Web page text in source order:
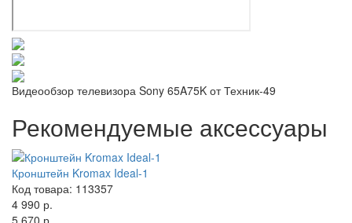
Видеообзор телевизора Sony 65A75K от Техник-49
Рекомендуемые аксессуары
Кронштейн Kromax Ideal-1
Код товара: 113357
4 990 р.
5 670 р.